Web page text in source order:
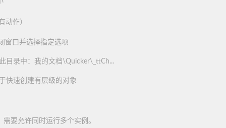
动作）
窗口并选择指定选项
目录中：我的文档\Quicker\_ttCh...
快速创建有层级的对象
要允许同时运行多个实例。